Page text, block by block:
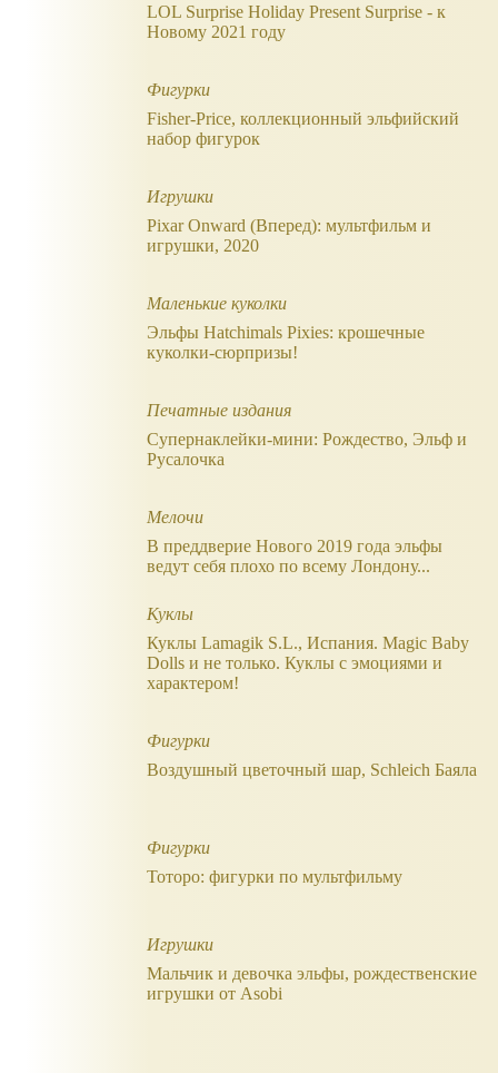
LOL Surprise Holiday Present Surprise - к
Новому 2021 году
Фигурки
Fisher-Price, коллекционный эльфийский
набор фигурок
Игрушки
Pixar Onward (Вперед): мультфильм и
игрушки, 2020
Маленькие куколки
Эльфы Hatchimals Pixies: крошечные
куколки-сюрпризы!
Печатные издания
Супернаклейки-мини: Рождество, Эльф и
Русалочка
Мелочи
В преддверие Нового 2019 года эльфы
ведут себя плохо по всему Лондону...
Куклы
Куклы Lamagik S.L., Испания. Magic Baby
Dolls и не только. Куклы с эмоциями и
характером!
Фигурки
Воздушный цветочный шар, Schleich Баяла
Фигурки
Тоторо: фигурки по мультфильму
Игрушки
Мальчик и девочка эльфы, рождественские
игрушки от Asobi